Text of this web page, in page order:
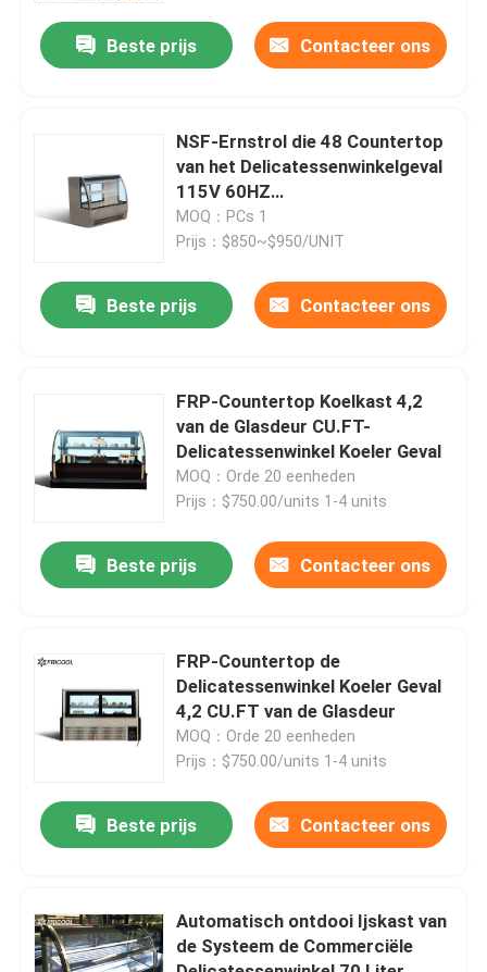
Over ons
Fabrieksreis
Contacteer ons
Alle Gevallen
Gekoelde BakkerijVitrine
Merchandisers van de glasdeur
Beste prijs Contacteer ons
NSF-Ernstrol die 48 Countertop
van het Delicatessenwinkelgeval
115V 60HZ
Delicatessenwinkelkoeler koelen
MOQ：PCs 1
Prijs：$850~$950/UNIT
Beste prijs Contacteer ons
FRP-Countertop Koelkast 4,2
van de Glasdeur CU.FT-
Delicatessenwinkel Koeler Geval
MOQ：Orde 20 eenheden
Prijs：$750.00/units 1-4 units
Beste prijs Contacteer ons
FRP-Countertop de
Delicatessenwinkel Koeler Geval
4,2 CU.FT van de Glasdeur
MOQ：Orde 20 eenheden
Prijs：$750.00/units 1-4 units
Beste prijs Contacteer ons
Automatisch ontdooi Ijskast van
de Systeem de Commerciële